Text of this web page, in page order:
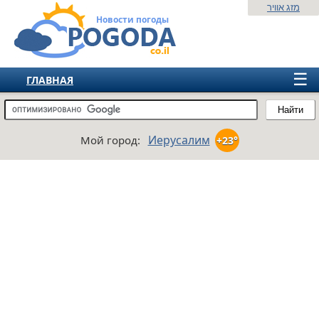
Новости погоды
Найти
מזג אוויר
☰
ГЛАВНАЯ
ИЗРАИЛЬ
ЕВРОПА
Мой город: Иерусалим +23°